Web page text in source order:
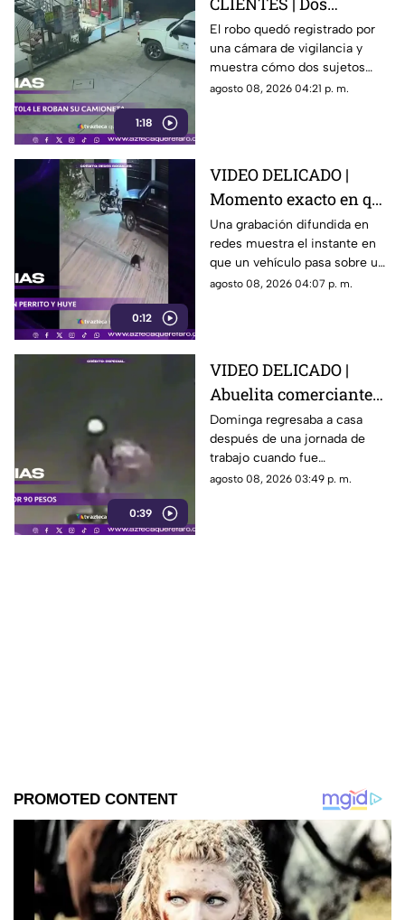
1:18
hombres enc4ñonan a
conductor y se llevan
su camioneta
El robo quedó registrado por
una cámara de vigilancia y
muestra cómo dos sujetos
obligaron a un conductor y a
agosto 08, 2026 04:21 p. m.
0:12
VIDEO DELICADO |
Momento exacto en que
camioneta atropella a
un perro y conductor
escapa
Una grabación difundida en
redes muestra el instante en
que un vehículo pasa sobre un
perro y continúa su camino sin
agosto 08, 2026 04:07 p. m.
0:39
VIDEO DELICADO |
Abuelita comerciante
es as3sin4da en Puebla
por 90 pesos
Dominga regresaba a casa
después de una jornada de
trabajo cuando fue
interceptada por un hombre
agosto 08, 2026 03:49 p. m.